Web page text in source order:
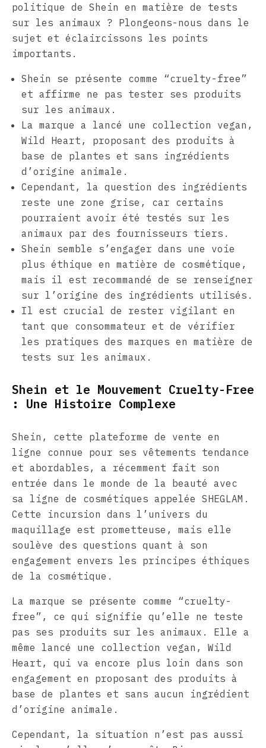
politique de Shein en matière de tests
sur les animaux ? Plongeons-nous dans le
sujet et éclaircissons les points
importants.
Shein se présente comme “cruelty-free”
et affirme ne pas tester ses produits
sur les animaux.
La marque a lancé une collection vegan,
Wild Heart, proposant des produits à
base de plantes et sans ingrédients
d’origine animale.
Cependant, la question des ingrédients
reste une zone grise, car certains
pourraient avoir été testés sur les
animaux par des fournisseurs tiers.
Shein semble s’engager dans une voie
plus éthique en matière de cosmétique,
mais il est recommandé de se renseigner
sur l’origine des ingrédients utilisés.
Il est crucial de rester vigilant en
tant que consommateur et de vérifier
les pratiques des marques en matière de
tests sur les animaux.
Shein et le Mouvement Cruelty-Free
: Une Histoire Complexe
Shein, cette plateforme de vente en
ligne connue pour ses vêtements tendance
et abordables, a récemment fait son
entrée dans le monde de la beauté avec
sa ligne de cosmétiques appelée SHEGLAM.
Cette incursion dans l’univers du
maquillage est prometteuse, mais elle
soulève des questions quant à son
engagement envers les principes éthiques
de la cosmétique.
La marque se présente comme “cruelty-
free”, ce qui signifie qu’elle ne teste
pas ses produits sur les animaux. Elle a
même lancé une collection vegan, Wild
Heart, qui va encore plus loin dans son
engagement en proposant des produits à
base de plantes et sans aucun ingrédient
d’origine animale.
Cependant, la situation n’est pas aussi